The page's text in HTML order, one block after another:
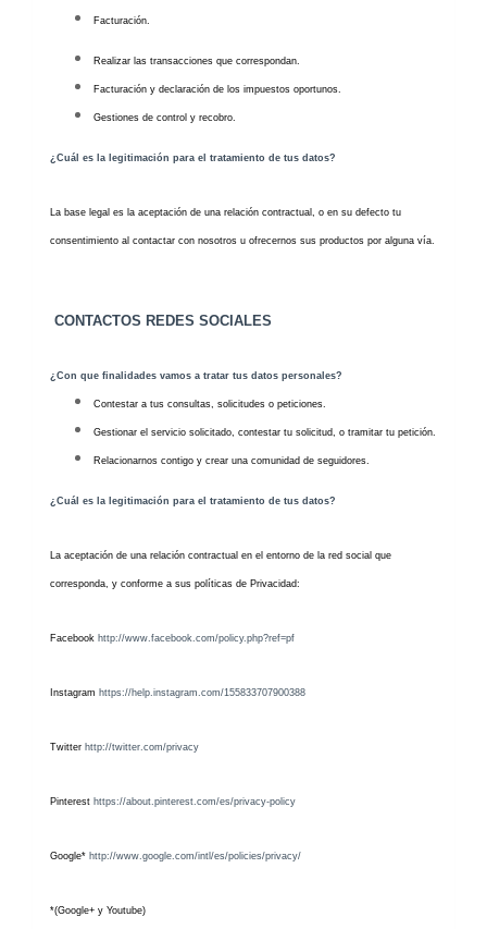
Facturación.
Realizar las transacciones que correspondan.
Facturación y declaración de los impuestos oportunos.
Gestiones de control y recobro.
¿Cuál es la legitimación para el tratamiento de tus datos?
La base legal es la aceptación de una relación contractual, o en su defecto tu
consentimiento al contactar con nosotros u ofrecernos sus productos por alguna vía.
CONTACTOS REDES SOCIALES
¿Con que finalidades vamos a tratar tus datos personales?
Contestar a tus consultas, solicitudes o peticiones.
Gestionar el servicio solicitado, contestar tu solicitud, o tramitar tu petición.
Relacionarnos contigo y crear una comunidad de seguidores.
¿Cuál es la legitimación para el tratamiento de tus datos?
La aceptación de una relación contractual en el entorno de la red social que
corresponda, y conforme a sus políticas de Privacidad:
Facebook http://www.facebook.com/policy.php?ref=pf
Instagram https://help.instagram.com/155833707900388
Twitter http://twitter.com/privacy
Pinterest https://about.pinterest.com/es/privacy-policy
Google* http://www.google.com/intl/es/policies/privacy/
*(Google+ y Youtube)